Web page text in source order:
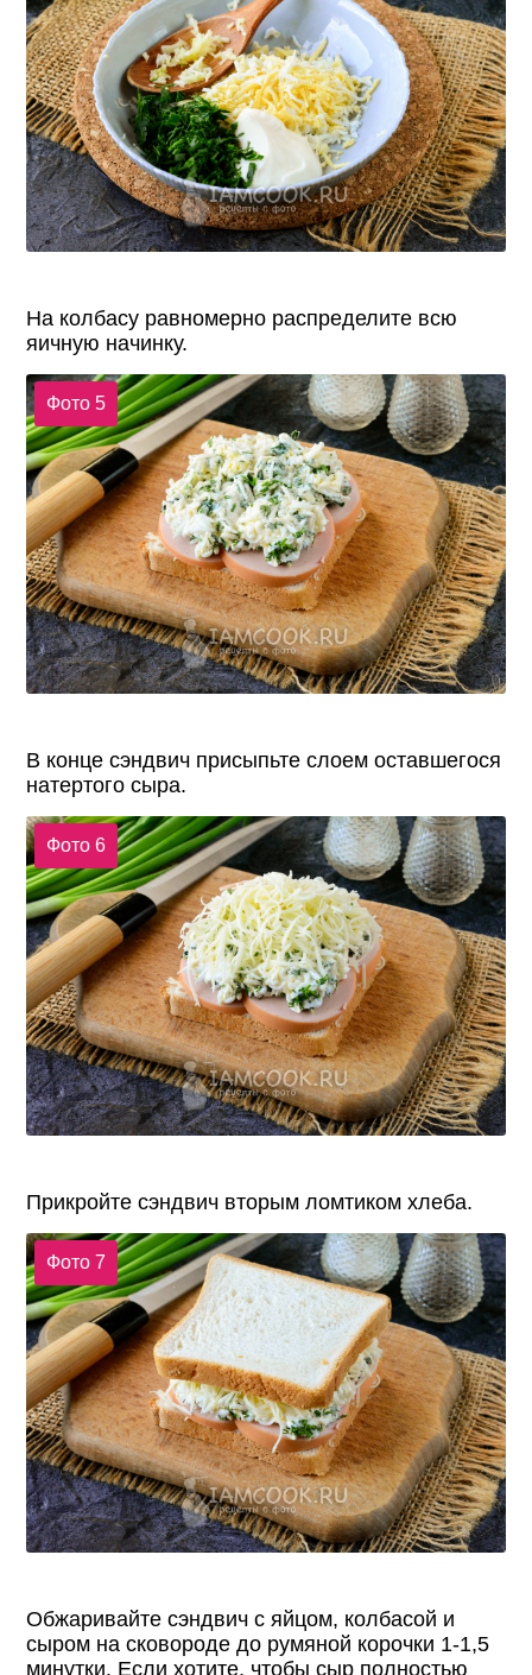
На колбасу равномерно распределите всю
яичную начинку.
Фото 5
В конце сэндвич присыпьте слоем оставшегося
натертого сыра.
Фото 6
Прикройте сэндвич вторым ломтиком хлеба.
Фото 7
Обжаривайте сэндвич с яйцом, колбасой и
сыром на сковороде до румяной корочки 1-1,5
минутки. Если хотите, чтобы сыр полностью